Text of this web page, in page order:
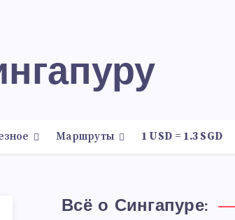
Маршруты 1 USD = 1.3 SGD
Всё о Сингапуре: